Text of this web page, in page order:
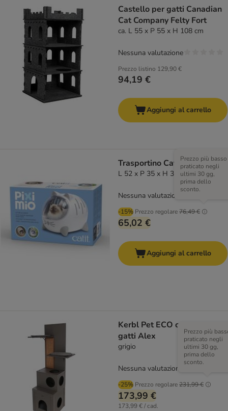
Castello per gatti Canadian
Cat Company Felty Fort
ca. L 55 x P 55 x H 108 cm
Prezzo listino 129,90 €
94,19 €
Nessuna valutazione
Aggiungi al carrello
Trasportino Catit PIXI Mio
L 52 x P 35 x H 38,6 cm
-15% Prezzo regolare76,49 €
Prezzo più basso
praticato negli
ultimi 30 gg,
prima dello
sconto.
65,02 €
Nessuna valutazione
Aggiungi al carrello
Kerbl Pet ECO casetta per
gatti Alex
grigio
-25% Prezzo regolare231,99 €
Prezzo più
praticato negli
ultimi 30 gg,
prima dello
sconto.
173,99 €
173,99 € / cad.
Nessuna valutazione